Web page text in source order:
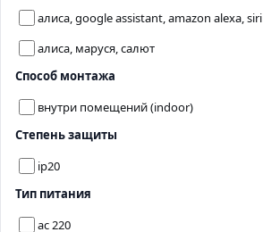
алиса, google assistant, amazon alexa, siri
алиса, маруся, салют
Способ монтажа
внутри помещений (indoor)
Степень защиты
ip20
Тип питания
ac 220